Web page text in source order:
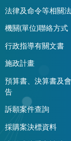
法律及命令等相關
機關(單位)聯絡方式
行政指導有關文書
施政計畫
預算書、決算書及
告
訴願案件查詢
採購案決標資料